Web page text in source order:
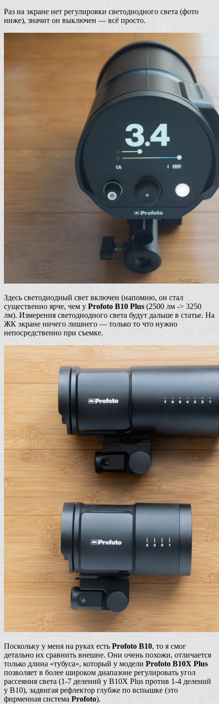
Раз на экране нет регулировки светодиодного света (фото
ниже), значит он выключен — всё просто.
Здесь светодиодный свет включен (напомню, он стал
существенно ярче, чем у Profoto B10 Plus (2500 лм -> 3250
лм). Измерения светодиодного света будут дальше в статье. На
ЖК экране ничего лишнего — только то что нужно
непосредственно при съемке.
Поскольку у меня на руках есть Profoto B10, то я смог
детально их сравнить внешне. Они очень похожи, отличается
только длина «тубуса», который у модели Profoto B10X Plus
позволяет в более широком диапазоне регулировать угол
рассеяния света (1-7 делений у B10X Plus против 1-4 делений
у B10), задвигая рефлектор глубже по вспышке (это
фирменная система Profoto).